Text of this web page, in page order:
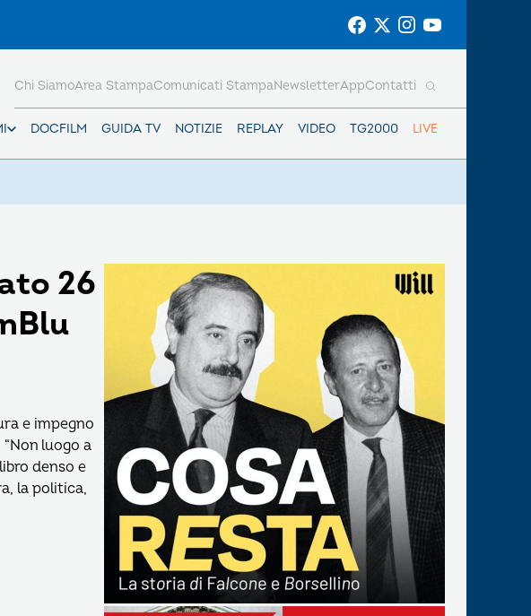
DOCFILM GUIDA TV NOTIZIE REPLAY VIDEO TG2000 LIVE
Chi SiamoArea StampaComunicati StampaNewsletterAppContatti
26
e impegno
luogo a
denso e
la politica,